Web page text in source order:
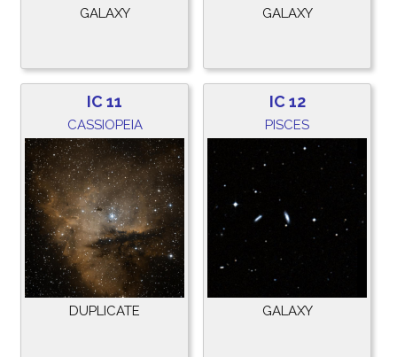
GALAXY GALAXY
IC 11
CASSIOPEIA
DUPLICATE
IC 12
PISCES
GALAXY